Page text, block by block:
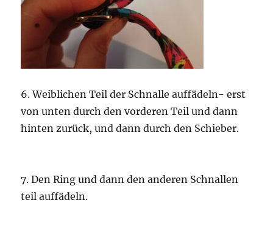
6. Weiblichen Teil der Schnalle auffädeln- erst
von unten durch den vorderen Teil und dann
hinten zurück, und dann durch den Schieber.
7. Den Ring und dann den anderen Schnallen
teil auffädeln.